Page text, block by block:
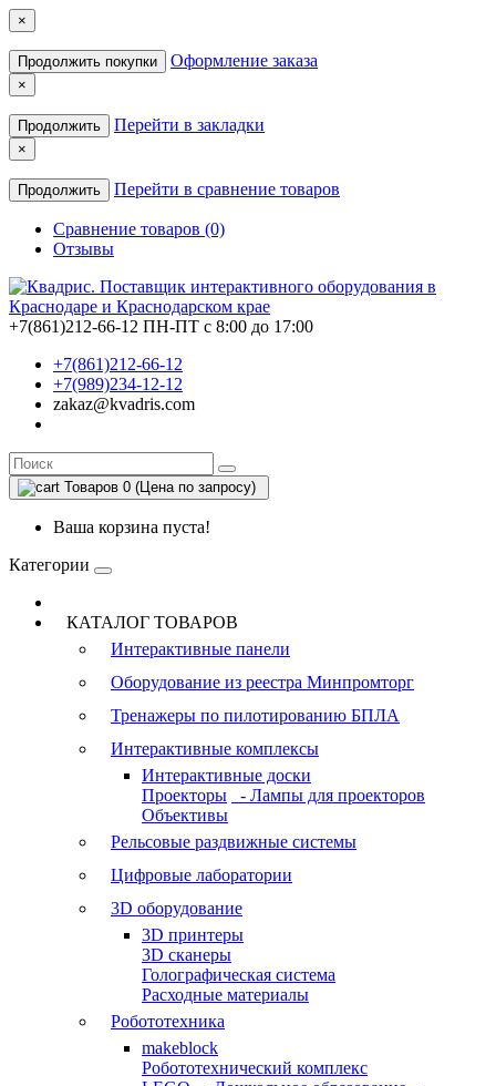
×
Продолжить покупки Оформление заказа
×
Продолжить Перейти в закладки
×
Продолжить Перейти в сравнение товаров
Сравнение товаров (0)
Отзывы
+7(861)212-66-12 ПН-ПТ с 8:00 до 17:00
+7(861)212-66-12
+7(989)234-12-12
zakaz@kvadris.com
Товаров 0 (Цена по запросу)
Ваша корзина пуста!
Категории
КАТАЛОГ ТОВАРОВ
Интерактивные панели
Оборудование из реестра Минпромторг
Тренажеры по пилотированию БПЛА
Интерактивные комплексы
Интерактивные доски
Проекторы
- Лампы для проекторов
Объективы
Рельсовые раздвижные системы
Цифровые лаборатории
3D оборудование
3D принтеры
3D сканеры
Голографическая система
Расходные материалы
Робототехника
makeblock
Робототехнический комплекс